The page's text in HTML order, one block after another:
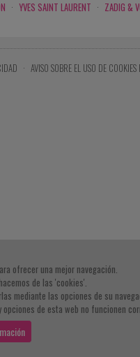
· YVES SAINT LAURENT · ZADIG &
· AVISO SOBRE EL USO DE
ofrecer una mejor navegación.
de las 'cookies'.
mediante las opciones de su
de esta web no funcionen